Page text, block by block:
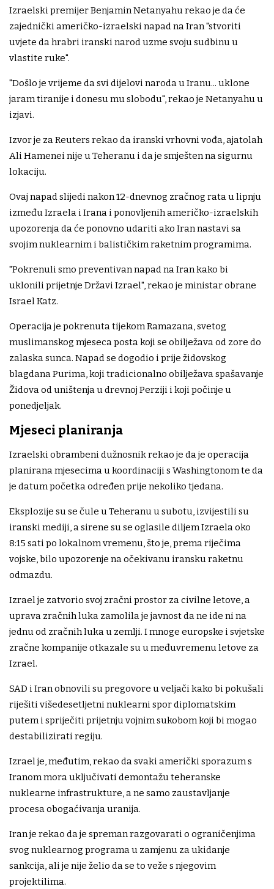
Izraelski premijer Benjamin Netanyahu rekao je da će
zajednički američko-izraelski napad na Iran "stvoriti
uvjete da hrabri iranski narod uzme svoju sudbinu u
vlastite ruke".
"Došlo je vrijeme da svi dijelovi naroda u Iranu... uklone
jaram tiranije i donesu mu slobodu", rekao je Netanyahu u
izjavi.
Izvor je za Reuters rekao da iranski vrhovni vođa, ajatolah
Ali Hamenei nije u Teheranu i da je smješten na sigurnu
lokaciju.
Ovaj napad slijedi nakon 12-dnevnog zračnog rata u lipnju
između Izraela i Irana i ponovljenih američko-izraelskih
upozorenja da će ponovno udariti ako Iran nastavi sa
svojim nuklearnim i balističkim raketnim programima.
"Pokrenuli smo preventivan napad na Iran kako bi
uklonili prijetnje Državi Izrael", rekao je ministar obrane
Israel Katz.
Operacija je pokrenuta tijekom Ramazana, svetog
muslimanskog mjeseca posta koji se obilježava od zore do
zalaska sunca. Napad se dogodio i prije židovskog
blagdana Purima, koji tradicionalno obilježava spašavanje
Židova od uništenja u drevnoj Perziji i koji počinje u
ponedjeljak.
Mjeseci planiranja
Izraelski obrambeni dužnosnik rekao je da je operacija
planirana mjesecima u koordinaciji s Washingtonom te da
je datum početka određen prije nekoliko tjedana.
Eksplozije su se čule u Teheranu u subotu, izvijestili su
iranski mediji, a sirene su se oglasile diljem Izraela oko
8:15 sati po lokalnom vremenu, što je, prema riječima
vojske, bilo upozorenje na očekivanu iransku raketnu
odmazdu.
Izrael je zatvorio svoj zračni prostor za civilne letove, a
uprava zračnih luka zamolila je javnost da ne ide ni na
jednu od zračnih luka u zemlji. I mnoge europske i svjetske
zračne kompanije otkazale su u međuvremenu letove za
Izrael.
SAD i Iran obnovili su pregovore u veljači kako bi pokušali
riješiti višedesetljetni nuklearni spor diplomatskim
putem i spriječiti prijetnju vojnim sukobom koji bi mogao
destabilizirati regiju.
Izrael je, međutim, rekao da svaki američki sporazum s
Iranom mora uključivati ​​demontažu teheranske
nuklearne infrastrukture, a ne samo zaustavljanje
procesa obogaćivanja uranija.
Iran je rekao da je spreman razgovarati o ograničenjima
svog nuklearnog programa u zamjenu za ukidanje
sankcija, ali je nije želio da se to veže s njegovim
projektilima.